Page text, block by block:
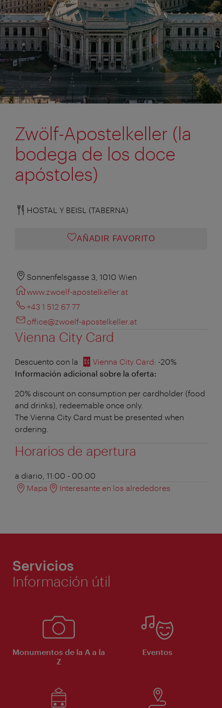
Zwölf-Apostelkeller (la
bodega de los doce
apóstoles)
HOSTAL Y BEISL (TABERNA)
AÑADIR FAVORITO
Sonnenfelsgasse 3, 1010 Wien
www.zwoelf-apostelkeller.at
+43 1 512 67 77
office@zwoelf-apostelkeller.at
Vienna City Card
Descuento con la Vienna City Card: -20%
Información adicional sobre la oferta:
20% discount on consumption per cardholder (food
and drinks), redeemable once only.
The Vienna City Card must be presented when
ordering.
Horarios de apertura
a diario, 11:00 - 00:00
Mapa
Interesante en los alrededores
Servicios
Información útil
Monumentos de la A a la
Z
Eventos